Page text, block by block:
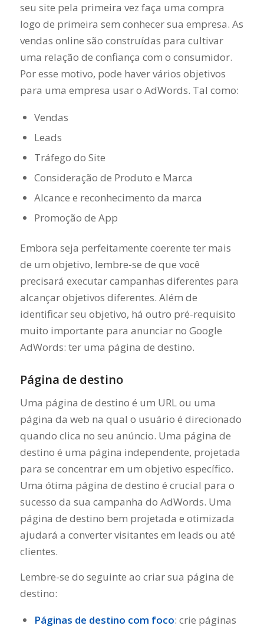
seu site pela primeira vez faça uma compra
logo de primeira sem conhecer sua empresa. As
vendas online são construídas para cultivar
uma relação de confiança com o consumidor.
Por esse motivo, pode haver vários objetivos
para uma empresa usar o AdWords. Tal como:
Vendas
Leads
Tráfego do Site
Consideração de Produto e Marca
Alcance e reconhecimento da marca
Promoção de App
Embora seja perfeitamente coerente ter mais
de um objetivo, lembre-se de que você
precisará executar campanhas diferentes para
alcançar objetivos diferentes. Além de
identificar seu objetivo, há outro pré-requisito
muito importante para anunciar no Google
AdWords: ter uma página de destino.
Página de destino
Uma página de destino é um URL ou uma
página da web na qual o usuário é direcionado
quando clica no seu anúncio. Uma página de
destino é uma página independente, projetada
para se concentrar em um objetivo específico.
Uma ótima página de destino é crucial para o
sucesso da sua campanha do AdWords. Uma
página de destino bem projetada e otimizada
ajudará a converter visitantes em leads ou até
clientes.
Lembre-se do seguinte ao criar sua página de
destino:
Páginas de destino com foco: crie páginas